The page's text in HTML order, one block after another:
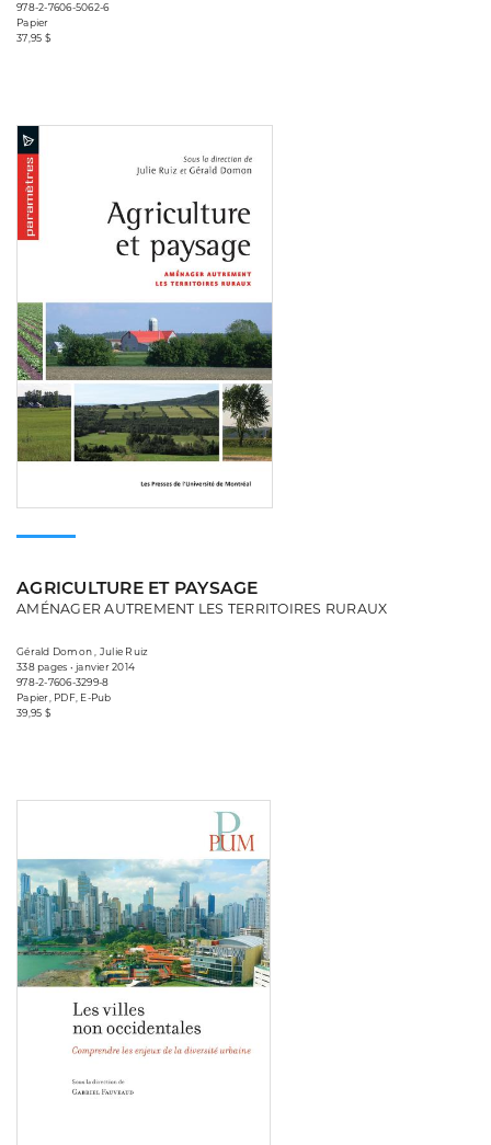
978-2-7606-5062-6
Papier
37,95 $
AGRICULTURE ET PAYSAGE
AMÉNAGER AUTREMENT LES TERRITOIRES RURAUX
Gérald Domon , Julie Ruiz
338 pages • janvier 2014
978-2-7606-3299-8
Papier, PDF, E-Pub
39,95 $